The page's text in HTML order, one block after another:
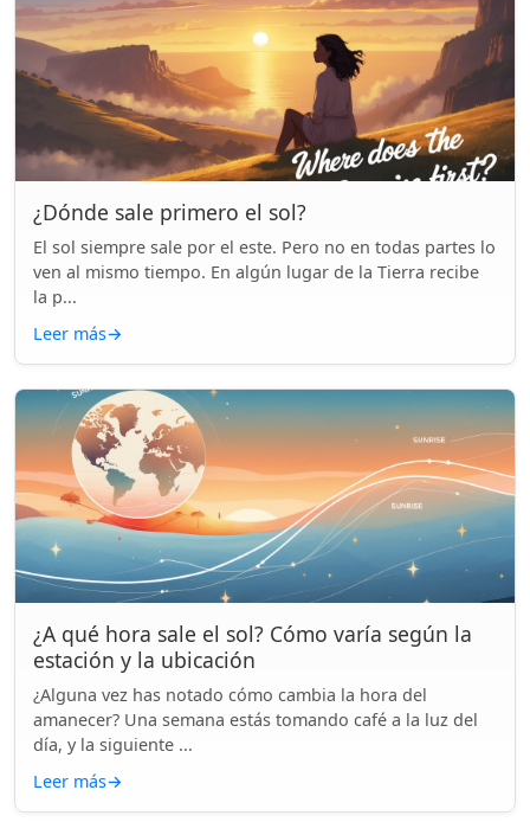
¿Dónde sale primero el sol?
El sol siempre sale por el este. Pero no en todas partes lo
ven al mismo tiempo. En algún lugar de la Tierra recibe
la p...
Leer más→
¿A qué hora sale el sol? Cómo varía según la
estación y la ubicación
¿Alguna vez has notado cómo cambia la hora del
amanecer? Una semana estás tomando café a la luz del
día, y la siguiente ...
Leer más→